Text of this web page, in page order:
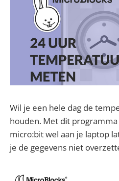
Wil je een hele dag de
houden. Met dit programma
micro:bit wel aan je laptop
je de gegevens niet